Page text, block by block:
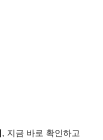
, 지금 바로 확인하고